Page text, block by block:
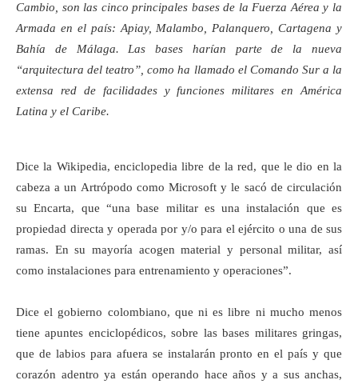
Cambio, son las cinco principales bases de la Fuerza Aérea y la
Armada en el país: Apiay, Malambo, Palanquero, Cartagena y
Bahía de Málaga. Las bases harían parte de la nueva
“arquitectura del teatro”, como ha llamado el Comando Sur a la
extensa red de facilidades y funciones militares en América
Latina y el Caribe.
Dice la Wikipedia, enciclopedia libre de la red, que le dio en la
cabeza a un Artrópodo como Microsoft y le sacó de circulación
su Encarta, que “una base militar es una instalación que es
propiedad directa y operada por y/o para el ejército o una de sus
ramas. En su mayoría acogen material y personal militar, así
como instalaciones para entrenamiento y operaciones”.
Dice el gobierno colombiano, que ni es libre ni mucho menos
tiene apuntes enciclopédicos, sobre las bases militares gringas,
que de labios para afuera se instalarán pronto en el país y que
corazón adentro ya están operando hace años y a sus anchas,